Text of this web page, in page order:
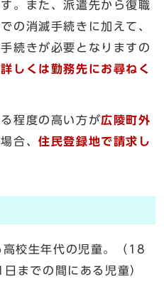
。また、派遣先から復職
の消滅手続きに加えて、
続きが必要となりますの
詳しくは勤務先にお尋ねく
程度の高い方が広陵町外
合、住民登録地で請求し
高校生年代の児童。（18
までの間にある児童）